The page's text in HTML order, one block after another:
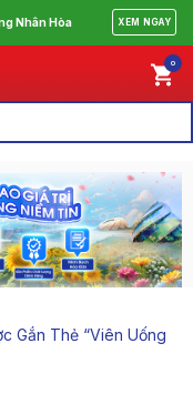
Nhân Hòa XEM NGAY
0
Gắn Thẻ “viên Uống